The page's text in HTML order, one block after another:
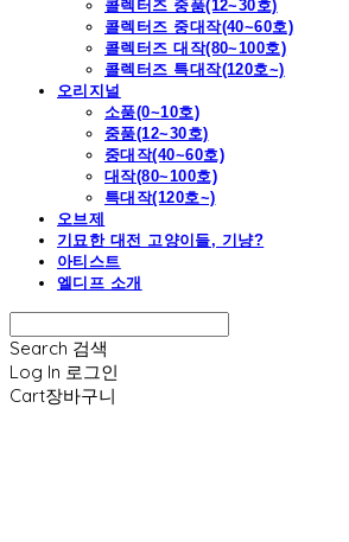
콜렉터즈 중품(12~30호)
콜렉터즈 중대작(40~60호)
콜렉터즈 대작(80~100호)
콜렉터즈 특대작(120호~)
오리지널
소품(0~10호)
중품(12~30호)
중대작(40~60호)
대작(80~100호)
특대작(120호~)
오브제
기묘한 대전 고양이들, 기냥?
아티스트
엘디프 소개
Search 검색
Log In 로그인
Cart장바구니